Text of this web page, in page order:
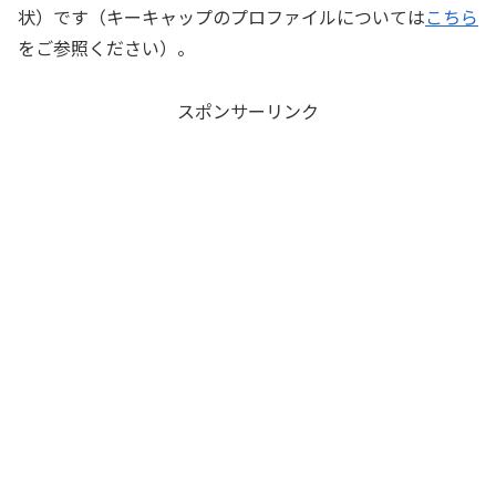
状）です（キーキャップのプロファイルについてはこちら
をご参照ください）。
スポンサーリンク